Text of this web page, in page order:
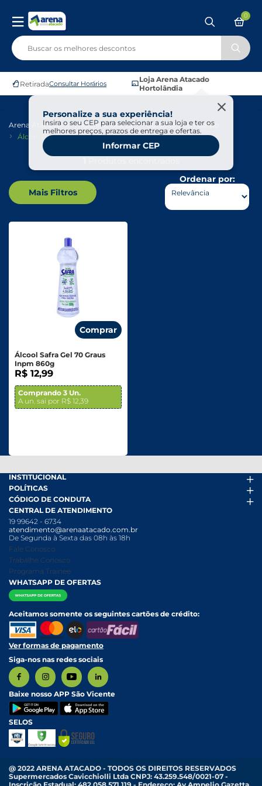
RetiradaConsultar Horários
Loja Arena Atacado
Hortolândia
Personalize a sua experiência!
Insira o seu CEP para selecionar a sua loja e ter os
melhores preços, prazos de entrega e ofertas.
Informar CEP
0
Arena Atacado Higiene E Beleza
Cuidado Com Corpo
Álcool Gel
Mais Filtros
Ordenar por:
Comprar
Álcool Safra Gel 70 Graus
Inpm 860g
R$ 12,99
Comprando 3 Un.
A un. sai por R$ 12,39
INSTITUCIONAL
Arena Mais
Fácil Pra Pagar
Ofertas
Folheto
Nossas Lojas
Nossa História
Relatório Transparência Salarial
POLÍTICAS
Termos de uso
Política de Trocas e Devoluções
Política de Privacidade
Política Anticorrupção
Política de entrega e Retirada
Política de Pagamento
CÓDIGO DE CONDUTA
Código de conduta PDF
Canal de Denúncias
Canal de Denúncias da Mulher
CENTRAL DE ATENDIMENTO
19 99642 - 6734
atendimento@arenaatacado.com.br
De Segunda à Sexta das 08h às 18h
Fale Conosco
Trabalhe Conosco
Programa Trainee
WHATSAPP DE OFERTAS
Aceitamos somente os seguintes cartões de crédito:
Ver formas de pagamento
Siga-nos nas redes sociais
Baixe nosso APP São Vicente
SELOS
@ 2022 ARENA ATACADO - TODOS OS DIREITOS RESERVADOS
Supermercados Cavicchiolli Ltda CNPJ: 43.259.548/0021-07 -